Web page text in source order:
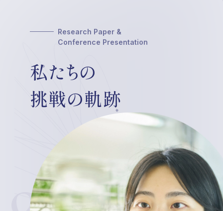
Research Paper &
Conference Presentation
私たちの
挑戦の軌跡